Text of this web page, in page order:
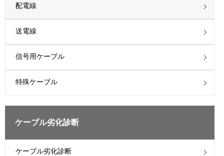
配電線
送電線
信号用ケーブル
特殊ケーブル
ケーブル劣化診断
ケーブル劣化診断